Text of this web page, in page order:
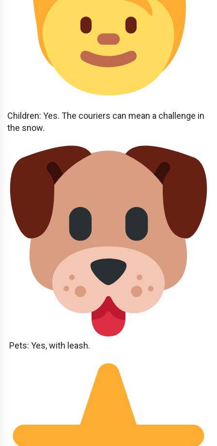
Children: Yes. The couriers can mean a challenge in
the snow.
Pets: Yes, with leash.